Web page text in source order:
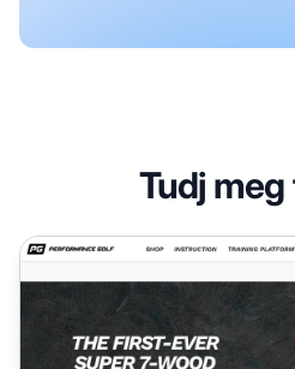
Tudj
Performance Golf